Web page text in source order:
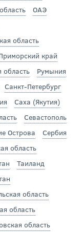
ОАЭ
область
край
область
Румыния
Санкт-Петербург
Саха (Якутия)
Севастополь
Острова
Сербия
область
Таиланд
область
область
область